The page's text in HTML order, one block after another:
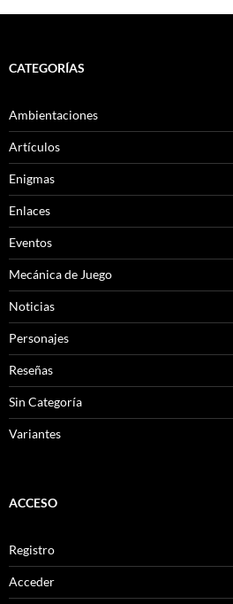
CATEGORÍAS
Ambientaciones
Artículos
Enigmas
Enlaces
Eventos
Mecánica de Juego
Noticias
Personajes
Reseñas
Sin Categoría
Variantes
ACCESO
Registro
Acceder